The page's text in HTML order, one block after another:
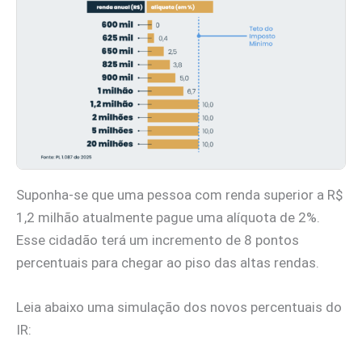
Suponha-se que uma pessoa com renda superior a R$
1,2 milhão atualmente pague uma alíquota de 2%.
Esse cidadão terá um incremento de 8 pontos
percentuais para chegar ao piso das altas rendas.
Leia abaixo uma simulação dos novos percentuais do
IR: